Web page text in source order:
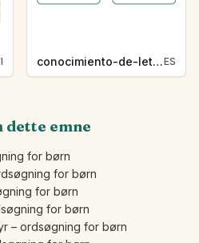
conocimiento-de-letras-k230-5ES
dette emne
for børn
for børn
for børn
for børn
– ordsøgning for børn